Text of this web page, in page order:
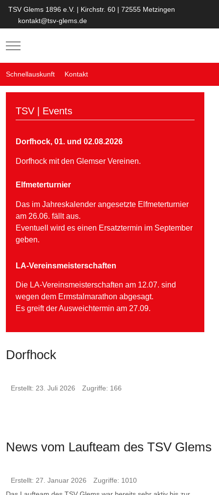
TSV Glems 1896 e.V. | Kirchstr. 60 | 72555 Metzingen
kontakt@tsv-glems.de
Mobile Menu Toggle
Schnellauskunft Kontakt
TSV | Events
Dorfhock, 01. und 02.08.2026
Dorfhock mit den Glemser Vereinen.
Elfmeterturnier
Das im Jahreskalender angesetzte Elfmeterturnier
am 26.06. fällt aus.
Eventuell wird es einen Ersatztermin im September
geben.
LA-Vereinsmeisterschaften
Die LA-Vereinsmeisterschaften am 12.07. sind
wegen dem Ermstalmarathon abgesagt.
Es greift der Ausweichtermin am 27.09.
Dorfhock
Erstellt: 23. Juli 2026 Zugriffe: 166
News vom Laufteam des TSV Glems
Erstellt: 27. Januar 2026
Zugriffe: 1010